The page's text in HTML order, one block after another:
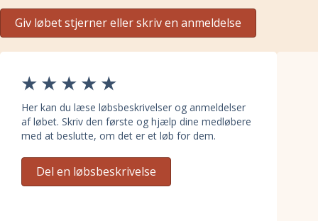
Giv løbet stjerner eller skriv en anmeldelse
Her kan du læse løbsbeskrivelser og anmeldelser
af løbet. Skriv den første og hjælp dine medløbere
med at beslutte, om det er et løb for dem.
Del en løbsbeskrivelse